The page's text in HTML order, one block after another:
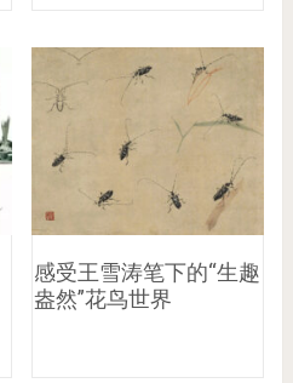
感受王雪涛笔下的“生趣
盎然”花鸟世界